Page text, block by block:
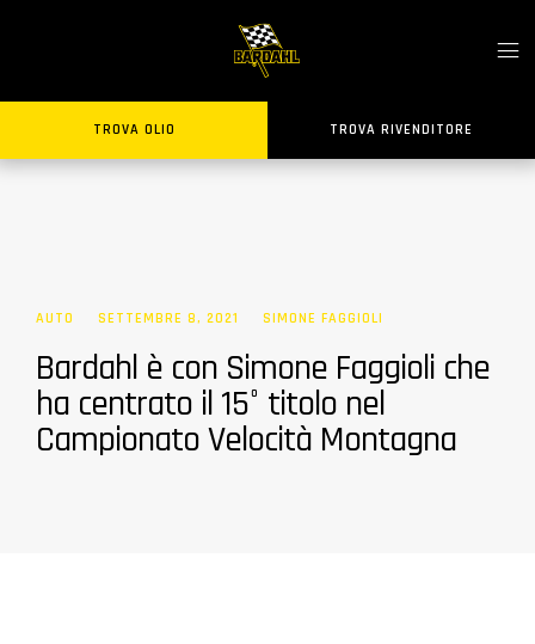
TROVA OLIO TROVA RIVENDITORE
AUTO SETTEMBRE 8, 2021 SIMONE FAGGIOLI
Bardahl è con Simone Faggioli che
ha centrato il 15° titolo nel
Campionato Velocità Montagna